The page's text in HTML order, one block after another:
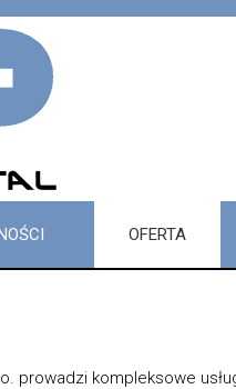
OFERTA
prowadzi kompleksowe